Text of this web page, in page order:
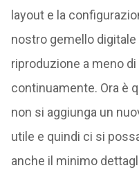
layout e la
nostro gemello
riproduzione a meno
continuamente. Ora è
non si aggiunga un
utile e quindi ci si
anche il minimo